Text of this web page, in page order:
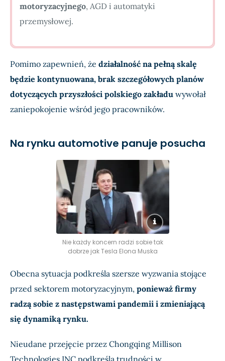
motoryzacyjnego, AGD i automatyki
przemysłowej.
Pomimo zapewnień, że działalność na pełną skalę
będzie kontynuowana, brak szczegółowych planów
dotyczących przyszłości polskiego zakładu wywołał
zaniepokojenie wśród jego pracowników.
Na rynku automotive panuje posucha
Nie każdy koncern radzi sobie tak
dobrze jak Tesla Elona Muska
Obecna sytuacja podkreśla szersze wyzwania stojące
przed sektorem motoryzacyjnym, ponieważ firmy
radzą sobie z następstwami pandemii i zmieniającą
się dynamiką rynku.
Nieudane przejęcie przez Chongqing Millison